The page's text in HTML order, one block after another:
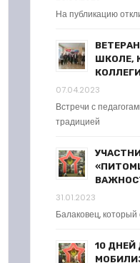
На публикацию
ШКОЛЕ,
07.04.2023
Встречи с
традицией
31.01.2023
Балаковец,
10